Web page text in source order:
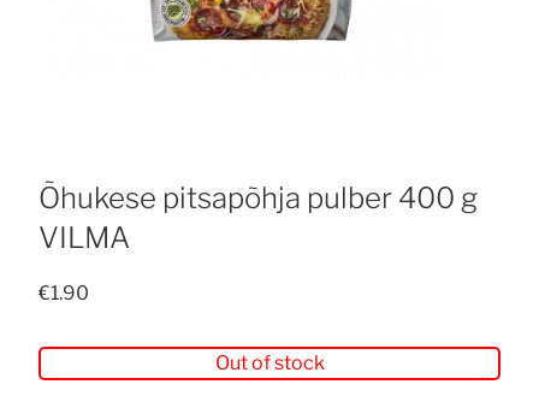
Õhukese pitsapõhja pulber 400 g
VILMA
€1.90
Out of stock